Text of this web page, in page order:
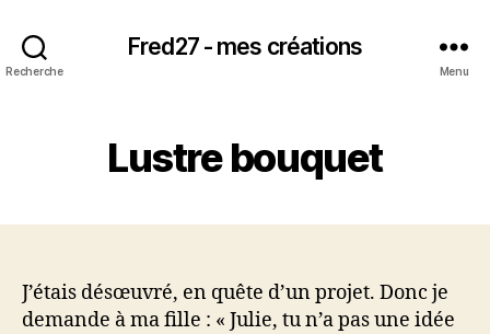
Recherche
Fred27 - mes créations
Menu
Lustre bouquet
J’étais désœuvré, en quête d’un projet. Donc je
demande à ma fille : « Julie, tu n’a pas une idée